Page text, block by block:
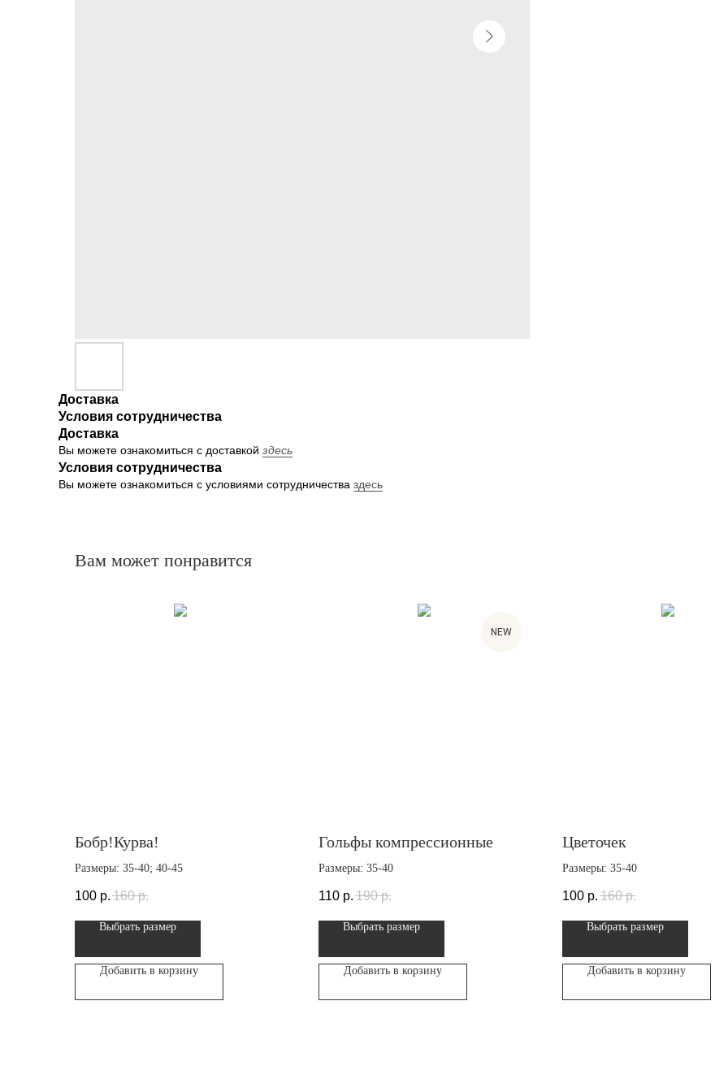
Доставка
Условия сотрудничества
Доставка
Вы можете ознакомиться с доставкой здесь
Условия сотрудничества
Вы можете ознакомиться с условиями сотрудничества здесь
Вам может понравится
Бобр!Курва!
Размеры: 35-40; 40-45
100 р. 160 р.
Выбрать размер
Добавить в корзину
NEW
Гольфы компрессионные
Размеры: 35-40
110 р. 190 р.
Выбрать размер
Добавить в корзину
Цветочек
Размеры: 35-40
100 р. 160 р.
Выбрать размер
Добавить в корзину